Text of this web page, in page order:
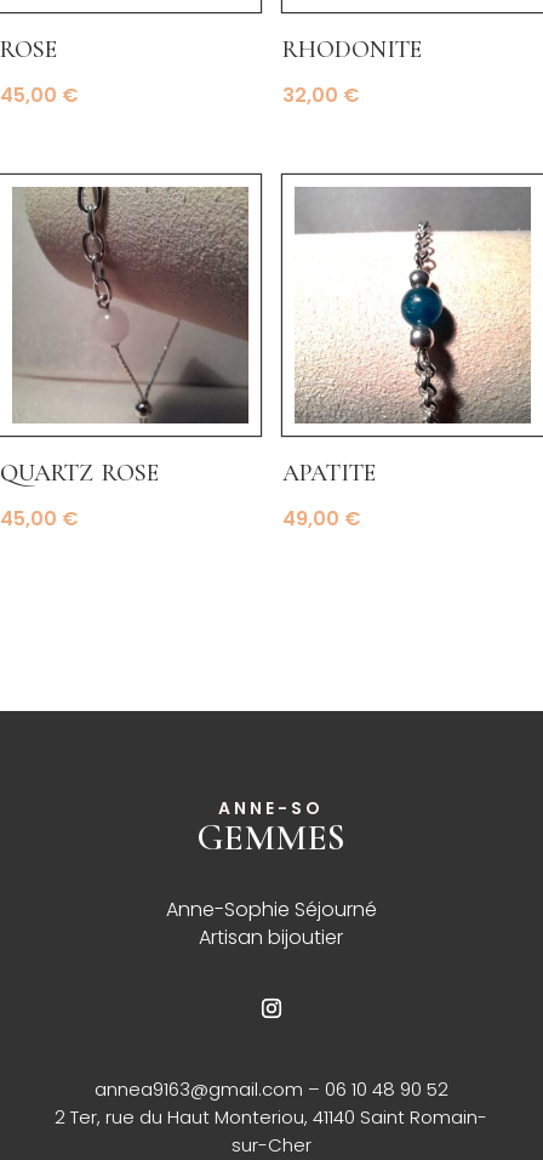
rose
45,00 €
rhodonite
32,00 €
quartz rose
45,00 €
apatite
49,00 €
ANNE-SO
GEMMES
Anne-Sophie Séjourné
Artisan bijoutier
annea9163@gmail.com – 06 10 48 90 52
2 Ter, rue du Haut Monteriou, 41140 Saint Romain-
sur-Cher